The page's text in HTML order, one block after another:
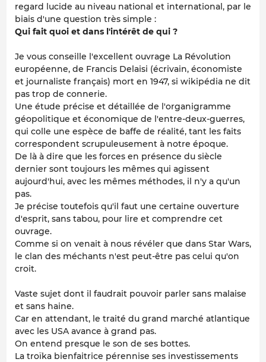
regard lucide au niveau national et international, par le
biais d'une question très simple :
Qui fait quoi et dans l'intérêt de qui ?
Je vous conseille l'excellent ouvrage La Révolution
européenne, de Francis Delaisi (écrivain, économiste
et journaliste français) mort en 1947, si wikipédia ne dit
pas trop de connerie.
Une étude précise et détaillée de l'organigramme
géopolitique et économique de l'entre-deux-guerres,
qui colle une espèce de baffe de réalité, tant les faits
correspondent scrupuleusement à notre époque.
De là à dire que les forces en présence du siècle
dernier sont toujours les mêmes qui agissent
aujourd'hui, avec les mêmes méthodes, il n'y a qu'un
pas.
Je précise toutefois qu'il faut une certaine ouverture
d'esprit, sans tabou, pour lire et comprendre cet
ouvrage.
Comme si on venait à nous révéler que dans Star Wars,
le clan des méchants n'est peut-être pas celui qu'on
croit.
Vaste sujet dont il faudrait pouvoir parler sans malaise
et sans haine.
Car en attendant, le traité du grand marché atlantique
avec les USA avance à grand pas.
On entend presque le son de ses bottes.
La troïka bienfaitrice pérennise ses investissements